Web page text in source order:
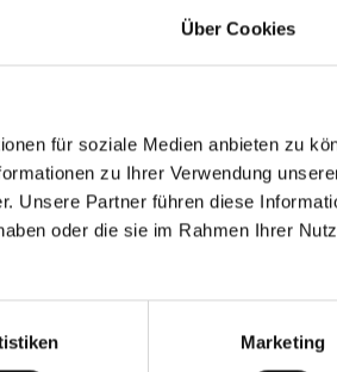
Über Cookies
für soziale Medien anbieten zu
zu Ihrer Verwendung
Unsere Partner führen diese
oder die sie im Rahmen Ihrer
Marketing